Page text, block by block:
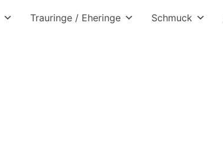
Trauringe / Eheringe Schmuck